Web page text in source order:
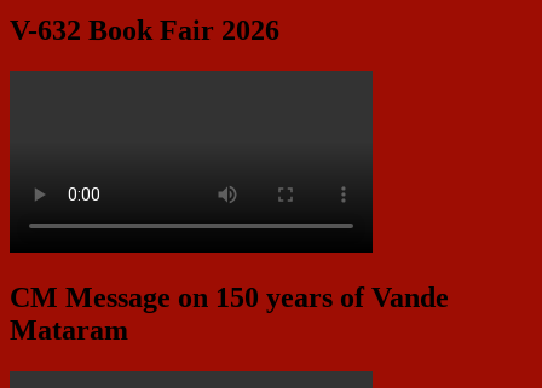
V-632 Book Fair 2026
CM Message on 150 years of Vande
Mataram